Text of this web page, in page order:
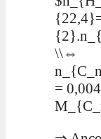
\\⇔
=